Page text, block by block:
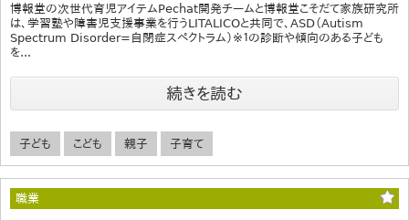
博報堂の次世代育児アイテムPechat開発チームと博報堂こそだて家族研究所
は、学習塾や障害児支援事業を行うLITALICOと共同で、ASD（Autism
Spectrum Disorder=自閉症スペクトラム）※１の診断や傾向のある子ども
を...
続きを読む
子ども こども 親子 子育て
職業